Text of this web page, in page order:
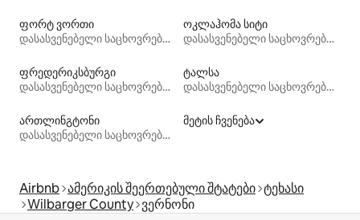
ფორტ ვორთი
დასასვენებელი საცხოვრებლები
ოკლაჰომა სიტი
დასასვენებელი საცხოვრებლები
ფრედერიკსბურგი
დასასვენებელი საცხოვრებლები
ტალსა
დასასვენებელი საცხოვრებლები
ართლინგტონი
დასასვენებელი საცხოვრებლები
მეტის ჩვენება
Airbnb ამერიკის შეერთებული შტატები ტეხასი
Wilbarger County ვერნონი